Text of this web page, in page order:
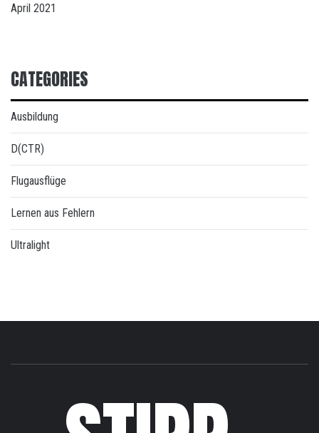
April 2021
CATEGORIES
Ausbildung
D(CTR)
Flugausflüge
Lernen aus Fehlern
Ultralight